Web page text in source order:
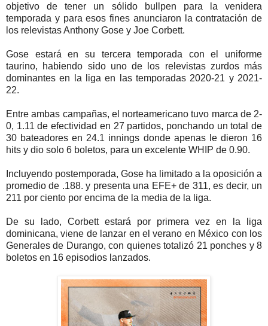
objetivo de tener un sólido bullpen para la venidera
temporada y para esos fines anunciaron la contratación de
los relevistas Anthony Gose y Joe Corbett.
Gose estará en su tercera temporada con el uniforme
taurino, habiendo sido uno de los relevistas zurdos más
dominantes en la liga en las temporadas 2020-21 y 2021-
22.
Entre ambas campañas, el norteamericano tuvo marca de 2-
0, 1.11 de efectividad en 27 partidos, ponchando un total de
30 bateadores en 24.1 innings donde apenas le dieron 16
hits y dio solo 6 boletos, para un excelente WHIP de 0.90.
Incluyendo postemporada, Gose ha limitado a la oposición a
promedio de .188. y presenta una EFE+ de 311, es decir, un
211 por ciento por encima de la media de la liga.
De su lado, Corbett estará por primera vez en la liga
dominicana, viene de lanzar en el verano en México con los
Generales de Durango, con quienes totalizó 21 ponches y 8
boletos en 16 episodios lanzados.